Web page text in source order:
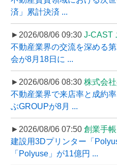
済」累計決済 ...
►2026/08/06 09:30 J-CAST
不動産業界の交流を深める
会が8月18日に ...
►2026/08/06 08:30 株式会
不動産業界で来店率と成約
ぶGROUPが8月 ...
►2026/08/06 07:50 創業手帳
建設用3Dプリンター「
「Polyuse」が11億円 ...